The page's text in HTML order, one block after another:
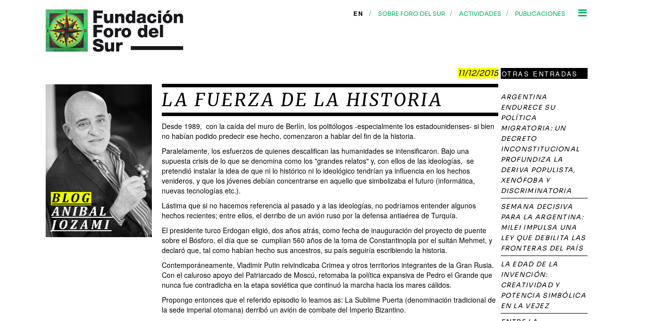
EN / SOBRE FORO DEL SUR / ACTIVIDADES / PUBLICACIONES
11/12/2015
LA FUERZA DE LA HISTORIA
Desde 1989, con la caída del muro de Berlín, los politólogos -especialmente los estadounidenses- si bien
no habían podido predecir ese hecho, comenzaron a hablar del fin de la historia.
Paralelamente, los esfuerzos de quienes descalifican las humanidades se intensificaron. Bajo una
supuesta crisis de lo que se denomina como los "grandes relatos‎" y, con ellos de las ideologías, se
pretendió instalar la idea de que ni lo histórico ni lo ideológico tendrían ya influencia en los hechos
venideros, y que los jóvenes debían concentrarse en aquello que simbolizaba el futuro (informática,
nuevas tecnologías etc.).
Lástima que si no hacemos referencia al pasado y a las ideologías, no podríamos entender algunos
hechos recientes; entre ellos, el derribo de un avión ruso por la defensa antiaérea de Turquía.
El presidente turco Erdogan eligió, dos años atrás, como fecha de inauguración del proyecto de puente
sobre el Bósforo, el día que se cumplían 560 años de la toma de Constantinopla por el sultán Mehmet, y
declaró que, tal como habían hecho sus ancestros, su país seguiría escribiendo la historia.
Contemporáneamente, Vladimir Putin reivindicaba Crimea y otros territorios integrantes de la Gran Rusia.
Con el caluroso apoyo del Patriarcado de Moscú, retomaba la política expansiva de Pedro el Grande que
nunca fue contradicha en la etapa soviética‎ que continuó la marcha hacia los mares cálidos.
Propongo entonces que el referido episodio lo leamos as: La Sublime Puerta (denominación tradicional de
la sede imperial otomana) derribó un avión de combate del Imperio Bizantino.
OTRAS ENTRADAS
ARGENTINA
ENDURECE SU
POLÍTICA
MIGRATORIA: UN
DECRETO
INCONSTITUCIONAL
PROFUNDIZA LA
DERIVA POPULISTA,
XENÓFOBA Y
DISCRIMINATORIA
SEMANA DECISIVA
PARA LA ARGENTINA:
MILEI IMPULSA UNA
LEY QUE DEBILITA LAS
FRONTERAS DEL PAÍS
LA EDAD DE LA
INVENCIÓN:
CREATIVIDAD Y
POTENCIA SIMBÓLICA
EN LA VEJEZ